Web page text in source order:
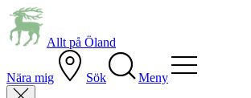
Allt på Öland
Nära mig Sök Meny